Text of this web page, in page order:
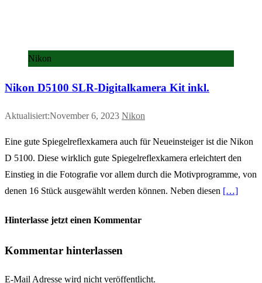
Nikon
Nikon D5100 SLR-Digitalkamera Kit inkl.
Aktualisiert:November 6, 2023 Nikon
Eine gute Spiegelreflexkamera auch für Neueinsteiger ist die Nikon
D 5100. Diese wirklich gute Spiegelreflexkamera erleichtert den
Einstieg in die Fotografie vor allem durch die Motivprogramme, von
denen 16 Stück ausgewählt werden können. Neben diesen […]
Hinterlasse jetzt einen Kommentar
Kommentar hinterlassen
E-Mail Adresse wird nicht veröffentlicht.